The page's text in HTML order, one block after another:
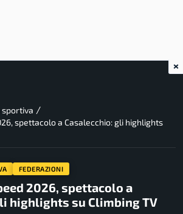
/
spettacolo a Casalecchio: gli highlights
FEDERAZIONI
2026, spettacolo a
highlights su Climbing TV
×